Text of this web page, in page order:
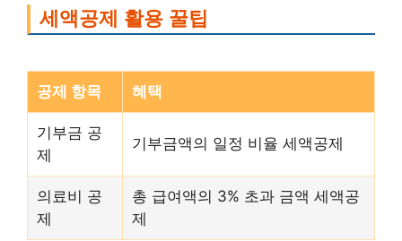
세액공제 활용 꿀팁
공제 항목 혜택
기부금 공
제
기부금액의 일정 비율 세액공제
의료비 공
제
총 급여액의 3% 초과 금액 세액공
제